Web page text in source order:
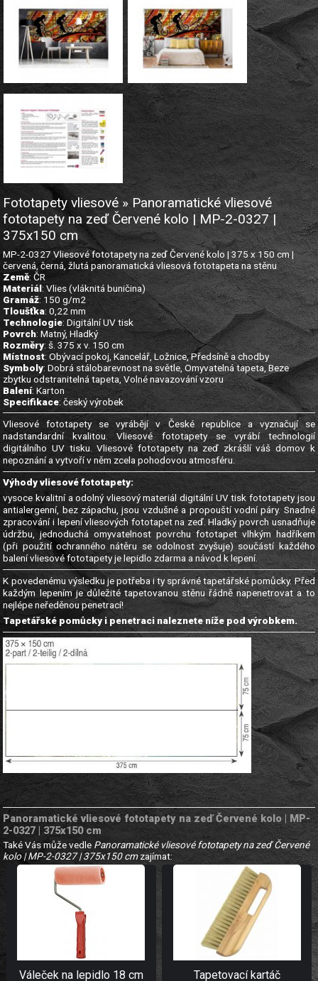
Fototapety vliesové » Panoramatické vliesové
fototapety na zeď Červené kolo | MP-2-0327 |
375x150 cm
MP-2-0327 Vliesové fototapety na zeď Červené kolo | 375 x 150 cm |
červená, černá, žlutá panoramatická vliesová fototapeta na stěnu
Země: ČR
Materiál: Vlies (vláknitá buničina)
Gramáž: 150 g/m2
Tloušťka: 0,22 mm
Technologie: Digitální UV tisk
Povrch: Matný, Hladký
Rozměry: š. 375 x v. 150 cm
Místnost: Obývací pokoj, Kancelář, Ložnice, Předsíně a chodby
Symboly: Dobrá stálobarevnost na světle, Omyvatelná tapeta, Beze
zbytku odstranitelná tapeta, Volné navazování vzoru
Balení: Karton
Specifikace: český výrobek
Vliesové fototapety se vyrábějí v České republice a vyznačují se
nadstandardní kvalitou. Vliesové fototapety se vyrábí technologií
digitálního UV tisku. Vliesové fototapety na zeď zkrášlí váš domov k
nepoznání a vytvoří v něm zcela pohodovou atmosféru.
Výhody vliesové fototapety:
vysoce kvalitní a odolný vliesový materiál digitální UV tisk fototapety jsou
antialergenní, bez zápachu, jsou vzdušné a propouští vodní páry. Snadné
zpracování i lepení vliesových fototapet na zeď. Hladký povrch usnadňuje
údržbu, jednoduchá omyvatelnost povrchu fototapet vlhkým hadříkem
(při použití ochranného nátěru se odolnost zvyšuje) součástí každého
balení vliesové fototapety je lepidlo zdarma a návod k lepení.
K povedenému výsledku je potřeba i ty správné tapetářské pomůcky. Před
každým lepením je důležité tapetovanou stěnu řádně napenetrovat a to
nejlépe neředěnou penetrací!
Tapetářské pomůcky i penetraci naleznete níže pod výrobkem.
Panoramatické vliesové fototapety na zeď Červené kolo | MP-
2-0327 | 375x150 cm
Také Vás může vedle Panoramatické vliesové fototapety na zeď Červené
kolo | MP-2-0327 | 375x150 cmzajímat:
Váleček na lepidlo 18 cm Tapetovací kartáč